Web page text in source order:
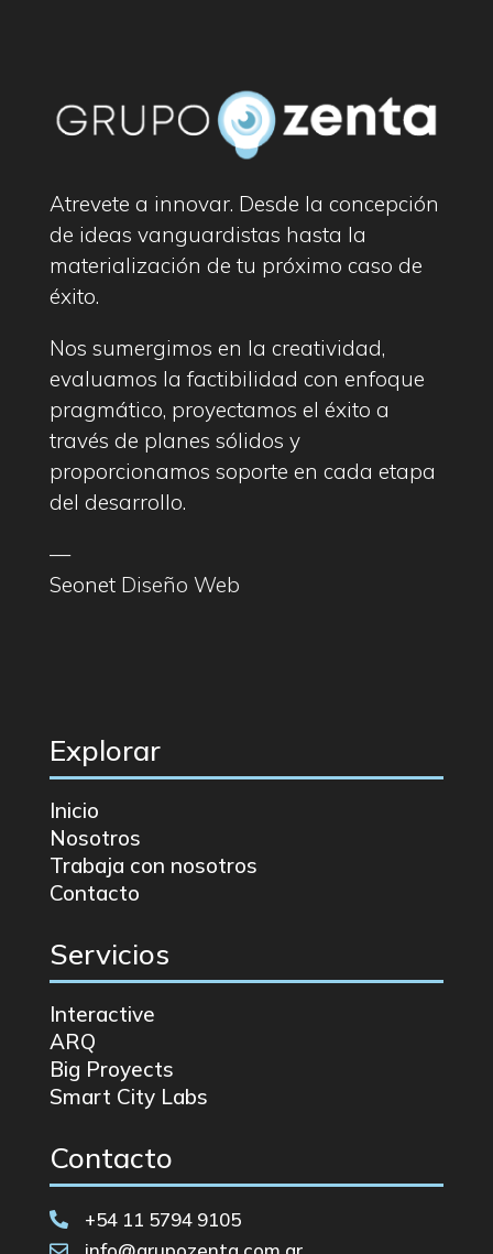
Atrevete a innovar. Desde la concepción
de ideas vanguardistas hasta la
materialización de tu próximo caso de
éxito.
Nos sumergimos en la creatividad,
evaluamos la factibilidad con enfoque
pragmático, proyectamos el éxito a
través de planes sólidos y
proporcionamos soporte en cada etapa
del desarrollo.
—
Seonet Diseño Web
Explorar
Inicio
Nosotros
Trabaja con nosotros
Contacto
Servicios
Interactive
ARQ
Big Proyects
Smart City Labs
Contacto
 +54 11 5794 9105
